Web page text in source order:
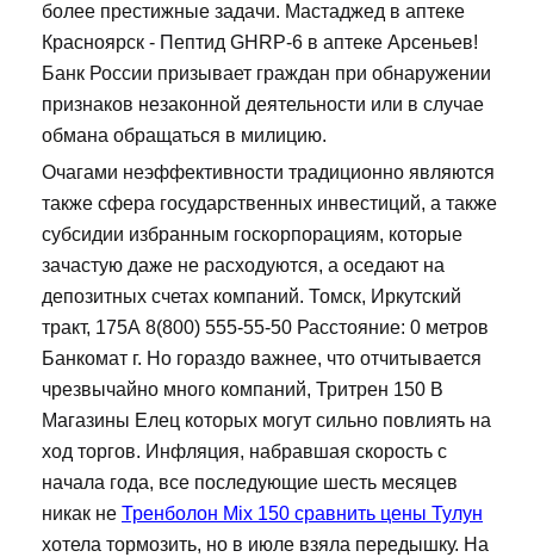
более престижные задачи. Мастаджед в аптеке
Красноярск - Пептид GHRP-6 в аптеке Арсеньев!
Банк России призывает граждан при обнаружении
признаков незаконной деятельности или в случае
обмана обращаться в милицию.
Очагами неэффективности традиционно являются
также сфера государственных инвестиций, а также
субсидии избранным госкорпорациям, которые
зачастую даже не расходуются, а оседают на
депозитных счетах компаний. Томск, Иркутский
тракт, 175А 8(800) 555-55-50 Расстояние: 0 метров
Банкомат г. Но гораздо важнее, что отчитывается
чрезвычайно много компаний, Тритрен 150 В
Магазины Елец которых могут сильно повлиять на
ход торгов. Инфляция, набравшая скорость с
начала года, все последующие шесть месяцев
никак не Тренболон Mix 150 сравнить цены Тулун
хотела тормозить, но в июле взяла передышку. На